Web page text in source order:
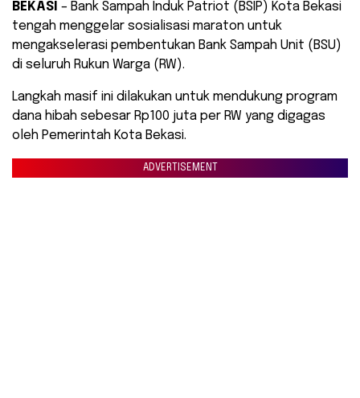
BEKASI – Bank Sampah Induk Patriot (BSIP) Kota Bekasi
tengah menggelar sosialisasi maraton untuk
mengakselerasi pembentukan Bank Sampah Unit (BSU)
di seluruh Rukun Warga (RW).
Langkah masif ini dilakukan untuk mendukung program
dana hibah sebesar Rp100 juta per RW yang digagas
oleh Pemerintah Kota Bekasi.
ADVERTISEMENT